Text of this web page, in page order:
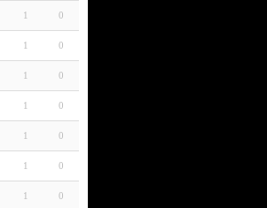
1 0
1 0
1 0
1 0
1 0
1 0
1 0